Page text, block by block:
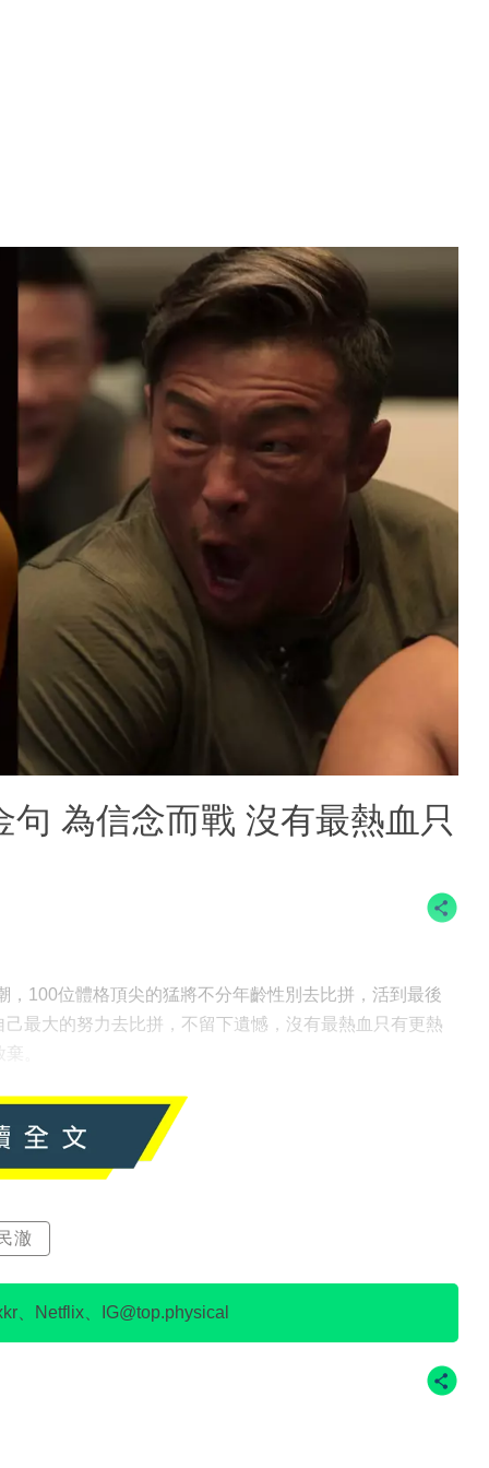
為信念而戰 沒有最熱血只
100位體格頂尖的猛將不分年齡性別去比拼，活到最後
最大的努力去比拼，不留下遺憾，沒有最熱血只有更熱
。
澈
、Netflix、IG@top.physical